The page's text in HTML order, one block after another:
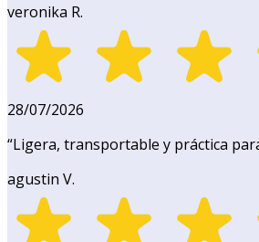
veronika R.
28/07/2026
“Ligera, transportable y práctica
agustin V.